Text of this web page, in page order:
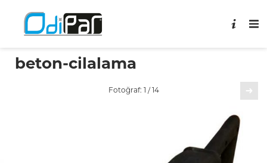
beton-cilalama
Fotoğraf: 1 / 14